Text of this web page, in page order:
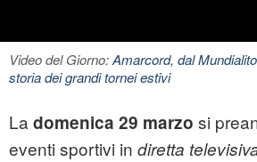
Video del Giorno:Amarcord, dal
storia dei grandi tornei estivi
La domenica 29 marzo si
eventi sportivi in diretta